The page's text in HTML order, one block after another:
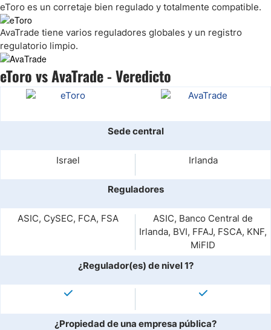
eToro es un corretaje bien regulado y totalmente compatible.
AvaTrade tiene varios reguladores globales y un registro
regulatorio limpio.
eToro vs AvaTrade - Veredicto
Sede central
Israel Irlanda
Reguladores
ASIC, CySEC, FCA, FSA
ASIC, Banco Central de
Irlanda, BVI, FFAJ, FSCA, KNF,
MiFID
¿Regulador(es) de nivel 1?
¿Propiedad de una empresa pública?